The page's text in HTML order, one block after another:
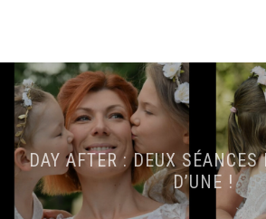
DAY AFTER : DEUX SÉANCES
D’UNE !